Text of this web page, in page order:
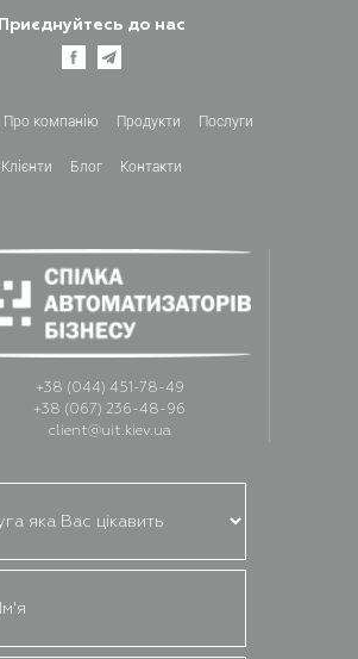
Приєднуйтесь до нас
Про компанiю Продукти Послуги
Клієнти Блог Контакти
+38 (044) 451-78-49
+38 (067) 236-48-96
client@uit.kiev.ua